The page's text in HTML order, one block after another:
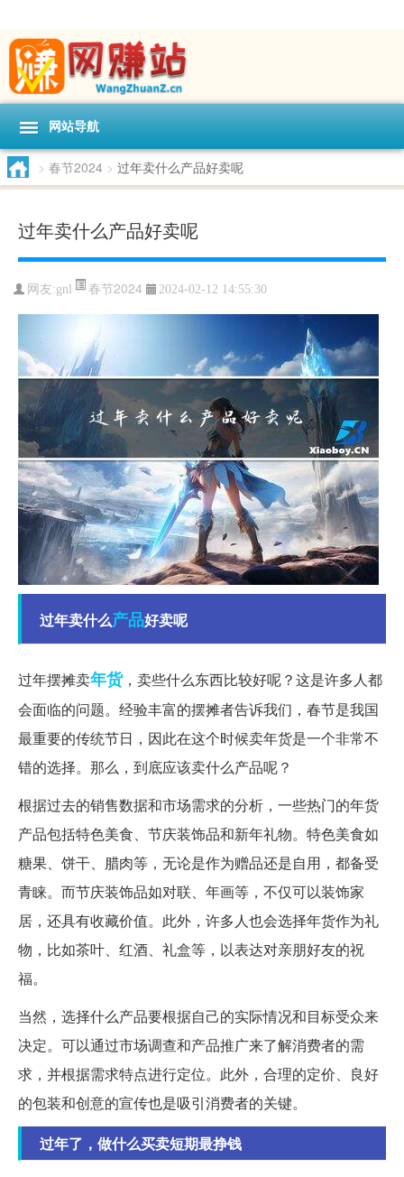
网站导航
> 春节2024 > 过年卖什么产品好卖呢
过年卖什么产品好卖呢
网友:gnl 春节2024 2024-02-12 14:55:30
过年卖什么产品好卖呢
过年摆摊卖年货，卖些什么东西比较好呢？这是许多人都
会面临的问题。经验丰富的摆摊者告诉我们，春节是我国
最重要的传统节日，因此在这个时候卖年货是一个非常不
错的选择。那么，到底应该卖什么产品呢？
根据过去的销售数据和市场需求的分析，一些热门的年货
产品包括特色美食、节庆装饰品和新年礼物。特色美食如
糖果、饼干、腊肉等，无论是作为赠品还是自用，都备受
青睐。而节庆装饰品如对联、年画等，不仅可以装饰家
居，还具有收藏价值。此外，许多人也会选择年货作为礼
物，比如茶叶、红酒、礼盒等，以表达对亲朋好友的祝
福。
当然，选择什么产品要根据自己的实际情况和目标受众来
决定。可以通过市场调查和产品推广来了解消费者的需
求，并根据需求特点进行定位。此外，合理的定价、良好
的包装和创意的宣传也是吸引消费者的关键。
过年了，做什么买卖短期最挣钱